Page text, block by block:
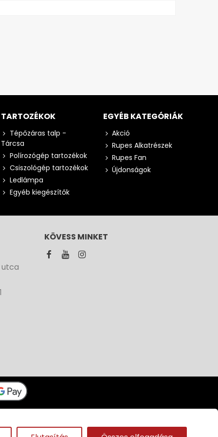
TARTOZÉKOK
Tépőzáras talp -
Tárcsa
Polírozógép tartozékok
Csiszológép tartozékok
Ledlámpa
Egyéb kiegészítők
EGYÉB KATEGÓRIÁK
Akció
Rupes Alkatrészek
Rupes Fan
Újdonságok
utca
KÖVESS MINKET